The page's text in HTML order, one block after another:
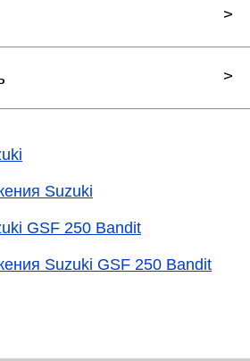
Suzuki
GSF 250 Bandit
Suzuki GSF 250 Bandit